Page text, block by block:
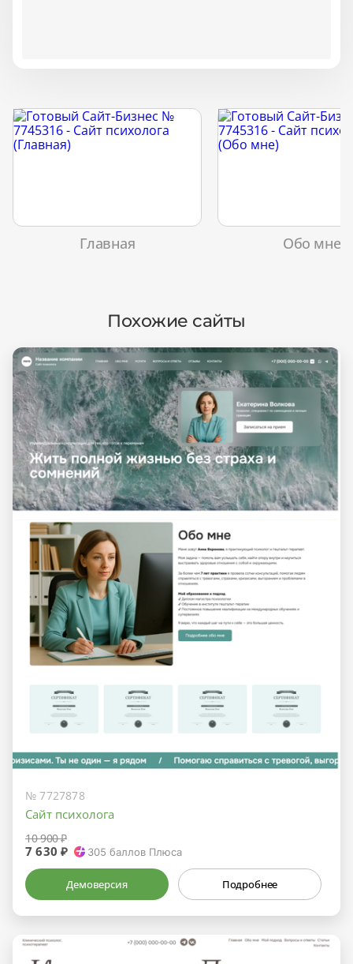
Главная Обо мне
Похожие сайты
№ 7727878
Сайт психолога
10 900 ₽
7 630 ₽ 305 баллов Плюса
Демоверсия Подробнее